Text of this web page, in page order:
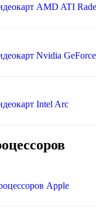
AMD ATI
Nvidia GeForce
Intel Arc
Apple